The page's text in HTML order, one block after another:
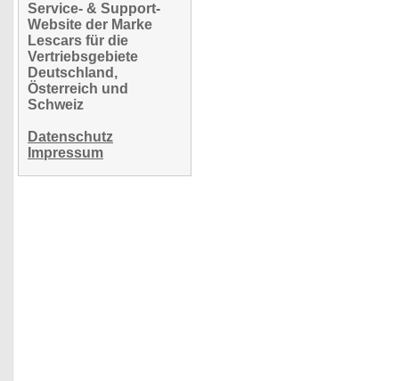
Service- & Support-
Website der Marke
Lescars für die
Vertriebsgebiete
Deutschland,
Österreich und
Schweiz
Datenschutz
Impressum